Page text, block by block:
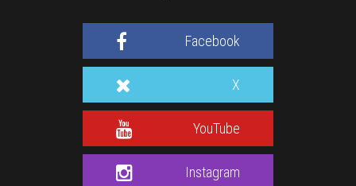
Facebook
X
YouTube
Instagram